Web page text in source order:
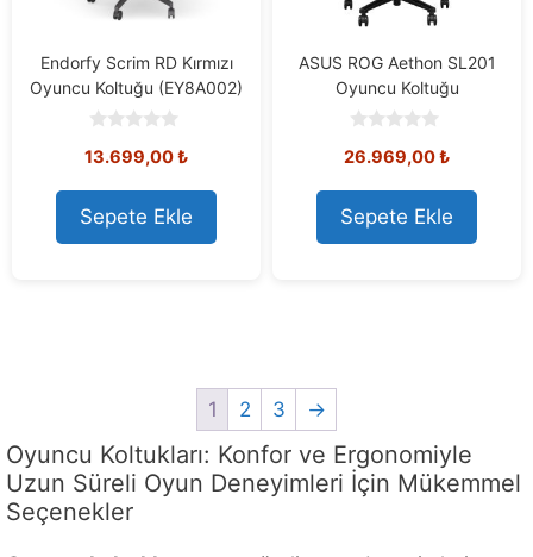
Endorfy Scrim RD Kırmızı
Oyuncu Koltuğu (EY8A002)
o
t
o
f
5
13.699,00₺
Sepete Ekle
ASUS ROG Aethon SL201
Oyuncu Koltuğu
o
t
o
f
5
26.969,00₺
Sepete Ekle
1 2 3 →
Oyuncu Koltukları: Konfor ve Ergonomiyle
Uzun Süreli Oyun Deneyimleri İçin Mükemmel
Seçenekler